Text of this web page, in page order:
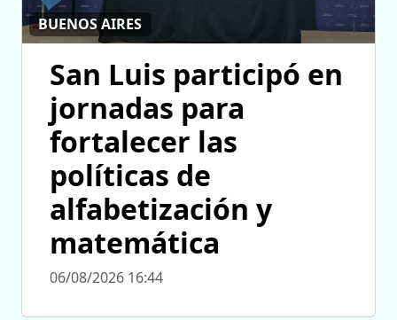
BUENOS AIRES
San Luis participó en
jornadas para
fortalecer las
políticas de
alfabetización y
matemática
06/08/2026 16:44